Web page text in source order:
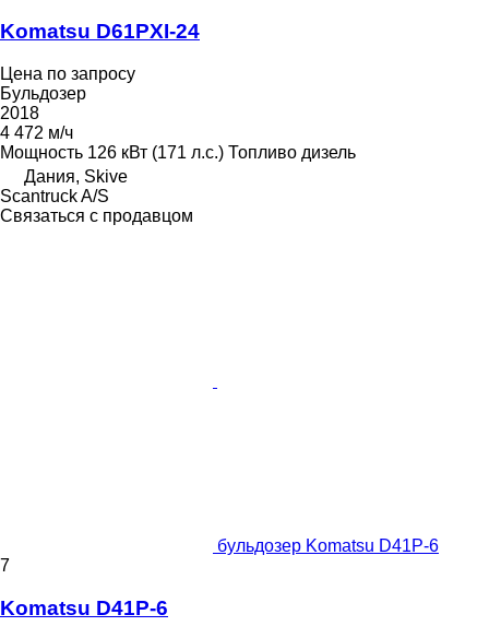
Komatsu D61PXI-24
Цена по запросу
Бульдозер
2018
4 472 м/ч
Мощность 126 кВт (171 л.с.) Топливо дизель
Дания, Skive
Scantruck A/S
Связаться с продавцом
бульдозер Komatsu D41P-6
7
Komatsu D41P-6